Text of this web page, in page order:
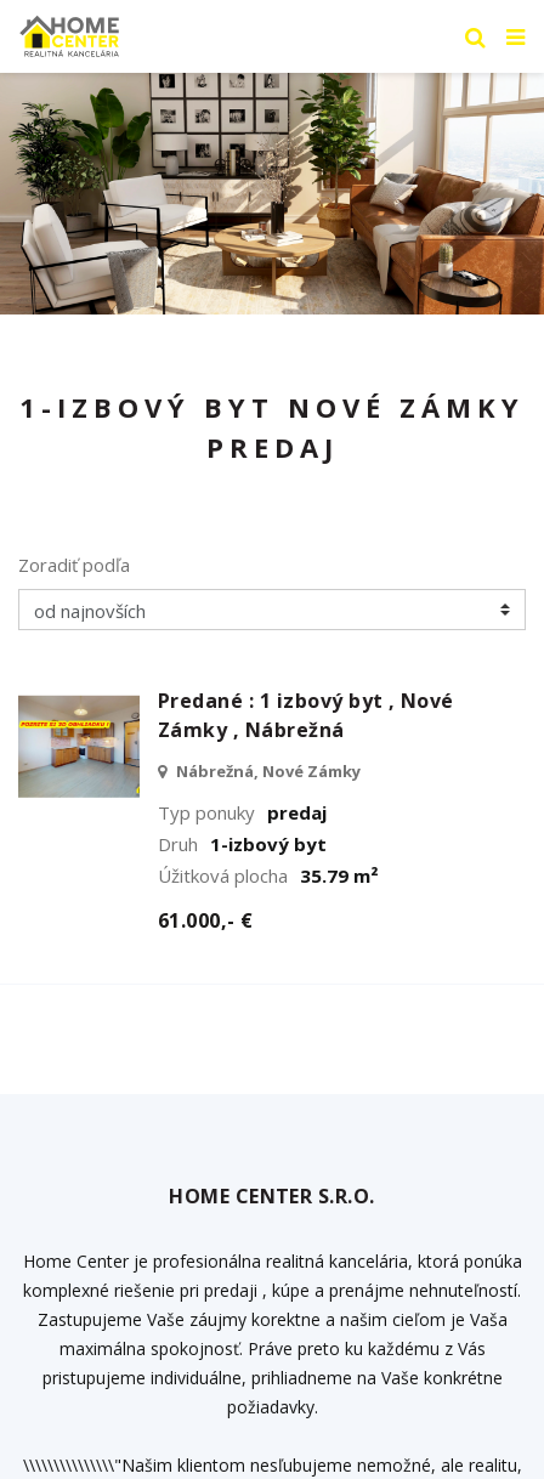
1-IZBOVÝ BYT NOVÉ ZÁMKY
PREDAJ
Zoradiť podľa
Predané : 1 izbový byt , Nové
Zámky , Nábrežná
Nábrežná, Nové Zámky
Typ ponuky predaj
Druh 1-izbový byt
Úžitková plocha 35.79 m²
61.000,- €
HOME CENTER S.R.O.
Home Center je profesionálna realitná kancelária, ktorá ponúka
komplexné riešenie pri predaji , kúpe a prenájme nehnuteľností.
Zastupujeme Vaše záujmy korektne a našim cieľom je Vaša
maximálna spokojnosť. Práve preto ku každému z Vás
pristupujeme individuálne, prihliadneme na Vaše konkrétne
požiadavky.
\\\\\\\\\\\\\\\"Našim klientom nesľubujeme nemožné, ale realitu,